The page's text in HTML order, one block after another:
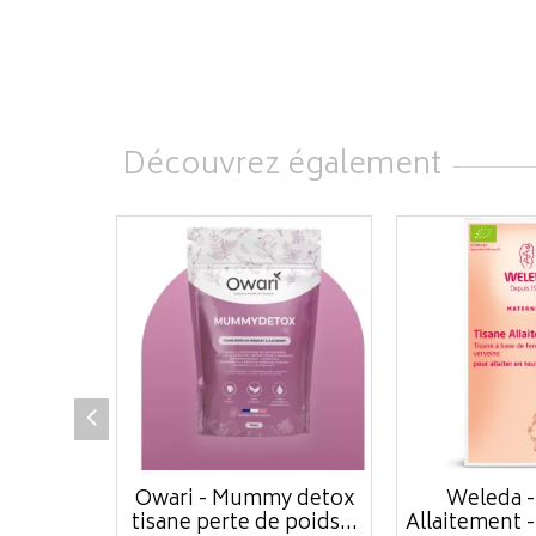
Découvrez également
Owari - Mummy detox
tisane perte de poids...
Weleda
Allaitement -